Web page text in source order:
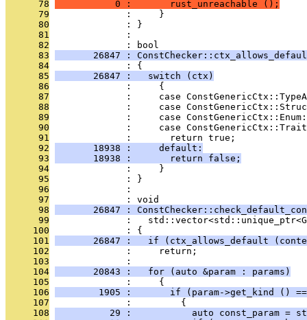
      78
           0 :       rust_unreachable ();
      79
              :     }
      80
              : }
      81
              :
      82
              : bool
      83
26847 :
      84
              : {
      85
       26847 :   switch (ctx)
      86
              :     {
      87
:     case
      88
:     case
      89
              :     case ConstGenericCtx::Enum:
      90
:     case
      91
              :       return true;
      92
       18938 :     default:
      93
       18938 :       return false;
      94
              :     }
      95
              : }
      96
              :
      97
              : void
      98
26847 :
      99
:
     100
              : {
     101
26847 :   if (ctx_allows_default
     102
              :     return;
     103
              :
     104
       20843 :   for (auto &param : params)
     105
              :     {
     106
1905 :       if (param->get_kind ()
     107
              :         {
     108
29 :           auto const_param =